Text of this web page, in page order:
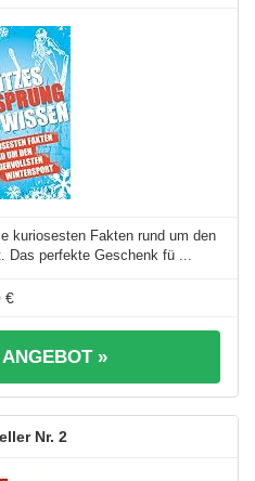
kuriosesten Fakten rund um den
Das perfekte Geschenk fü ...
€
»
2